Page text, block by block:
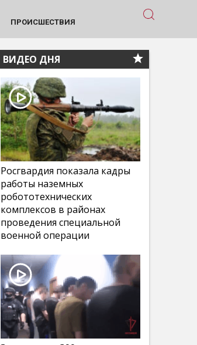
ПРОИСШЕСТВИЯ
ВИДЕО ДНЯ
Росгвардия показала кадры
работы наземных
робототехнических
комплексов в районах
проведения специальной
военной операции